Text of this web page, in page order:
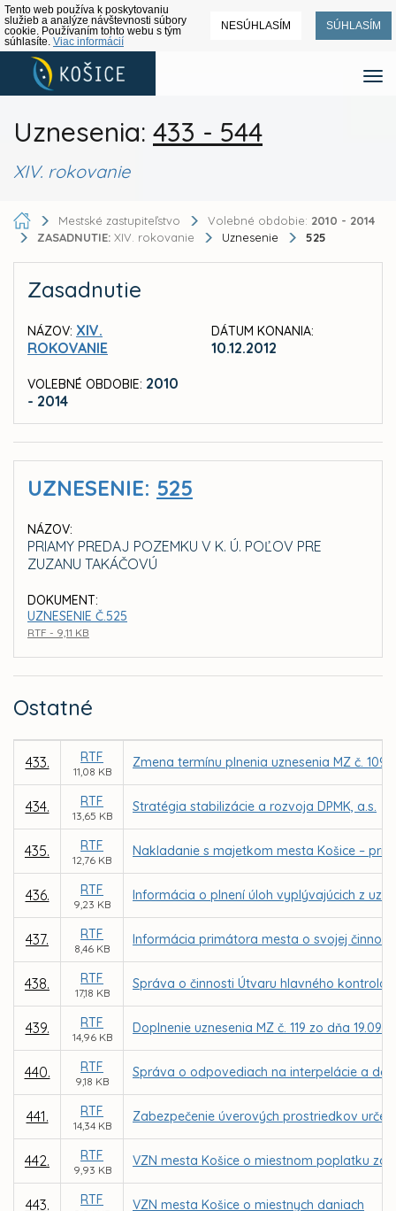
Tento web používa k poskytovaniu
služieb a analýze návštevnosti súbory
cookie. Používaním tohto webu s tým
súhlasíte. Viac informácií
NESÚHLASÍM SÚHLASÍM
Uznesenia: 433 - 544
XIV. rokovanie
Mestské zastupiteľstvo Volebné obdobie: 2010 - 2014
ZASADNUTIE: XIV. rokovanie Uznesenie 525
Zasadnutie
NÁZOV: XIV.
ROKOVANIE
VOLEBNÉ OBDOBIE: 2010
- 2014
DÁTUM KONANIA:
10.12.2012
UZNESENIE: 525
NÁZOV:
PRIAMY PREDAJ POZEMKU V K. Ú. POĽOV PRE
ZUZANU TAKÁČOVÚ
DOKUMENT:
UZNESENIE Č.525
RTF - 9,11 KB
Ostatné
433. RTF
11,08 KB
Zmena termínu plnenia uznesenia MZ č.
434. RTF
13,65 KB
Stratégia stabilizácie a rozvoja DPMK, a.s.
435. RTF
12,76 KB
Nakladanie s majetkom mesta Košice –
436. RTF
9,23 KB
Informácia o plnení úloh vyplývajúcich z
437. RTF
8,46 KB
Informácia primátora mesta o svojej
438. RTF
17,18 KB
Správa o činnosti Útvaru hlavného
439. RTF
14,96 KB
Doplnenie uznesenia MZ č. 119 zo dňa
440. RTF
9,18 KB
Správa o odpovediach na interpelácie a
441. RTF
14,34 KB
Zabezpečenie úverových prostriedkov
442. RTF
9,93 KB
VZN mesta Košice o miestnom poplatku
443. RTF VZN mesta Košice o miestnych daniach